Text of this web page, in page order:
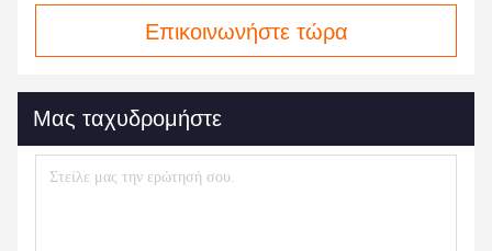
Επικοινωνήστε τώρα
Μας ταχυδρομήστε